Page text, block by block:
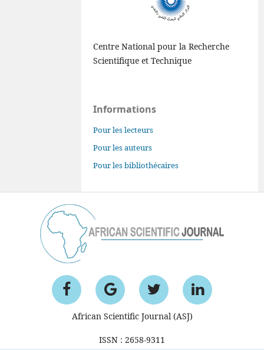
Centre National pour la Recherche
Scientifique et Technique
Informations
Pour les lecteurs
Pour les auteurs
Pour les bibliothécaires
African Scientific Journal (ASJ)
ISSN : 2658-9311